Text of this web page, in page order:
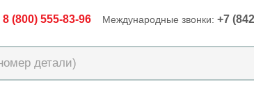
8 (800) 555-83-96 Международные звонки: +7